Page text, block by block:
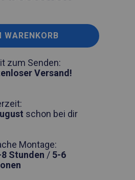
WARENKORB
zum Senden:
Versand!
schon bei dir
Montage:
Stunden / 5-6